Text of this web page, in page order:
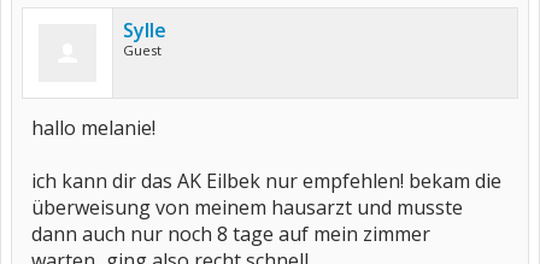
Sylle
Guest
hallo melanie!
ich kann dir das AK Eilbek nur empfehlen! bekam die
überweisung von meinem hausarzt und musste
dann auch nur noch 8 tage auf mein zimmer